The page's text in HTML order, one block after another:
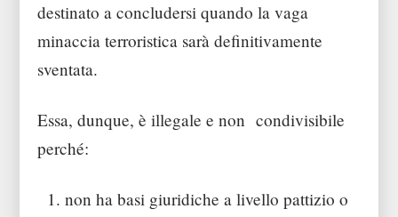
destinato a concludersi quando la vaga
minaccia terroristica sarà definitivamente
sventata.
Essa, dunque, è illegale e non condivisibile
perché:
non ha basi giuridiche a livello pattizio o